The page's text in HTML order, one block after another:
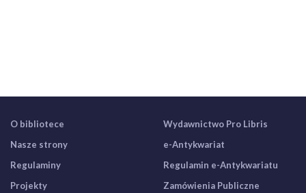
O bibliotece
Nasze strony
Regulaminy
Projekty
Wydawnictwo Pro Libris
e-Antykwariat
Regulamin e-Antykwariatu
Zamówienia Publiczne